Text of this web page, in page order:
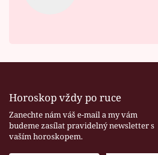
Horoskop vždy po ruce
Zanechte nám váš e-mail a my vám
budeme zasílat pravidelný newsletter s
vaším horoskopem.